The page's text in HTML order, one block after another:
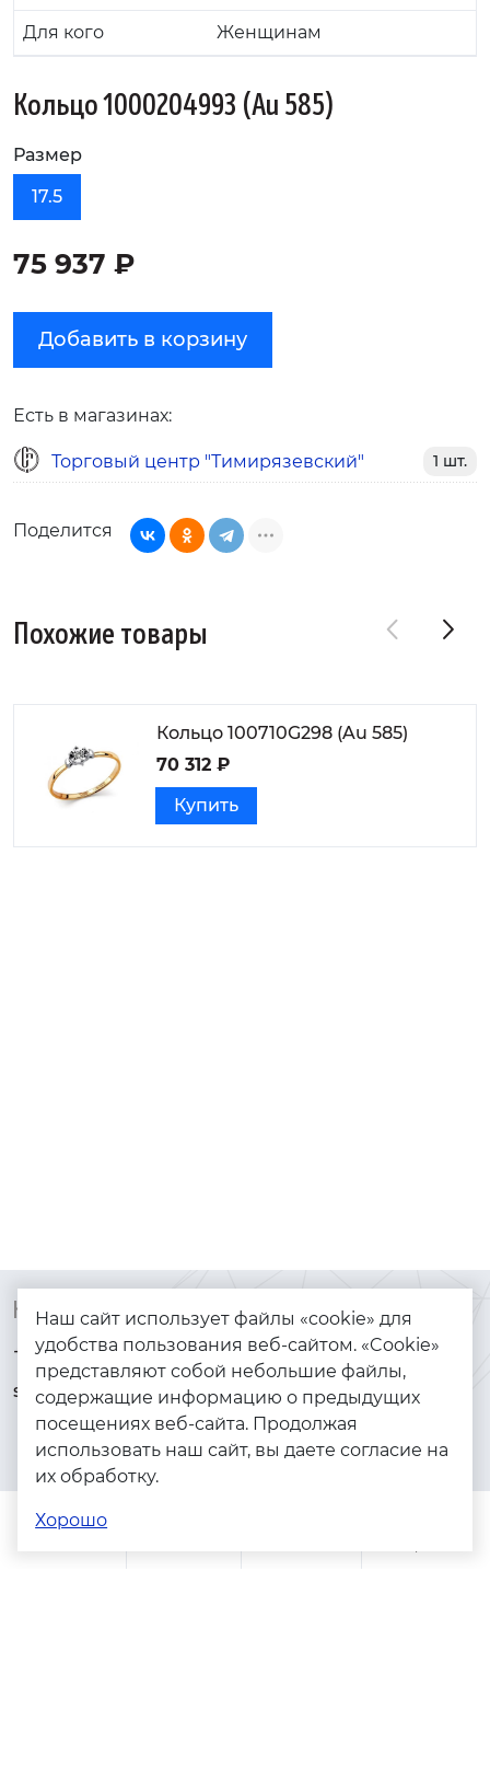
Для кого Женщинам
Кольцо 1000204993 (Au 585)
Размер
17.5
75 937 ₽
Добавить в корзину
Есть в магазинах:
Торговый центр "Тимирязевский" 1 шт.
Поделится
Похожие товары
Кольцо 100710G298 (Au 585)
70 312 ₽
Купить
Контакты
+7 (925) 144-64-73
serebryanyye.grani@mail.ru
Каталог
Браслеты
Золото
Серебро
Помощь
Наш сайт использует файлы «cookie» для
удобства пользования веб-сайтом. «Cookie»
представляют собой небольшие файлы,
содержащие информацию о предыдущих
посещениях веб-сайта. Продолжая
использовать наш сайт, вы даете согласие на
их обработку.
Хорошо